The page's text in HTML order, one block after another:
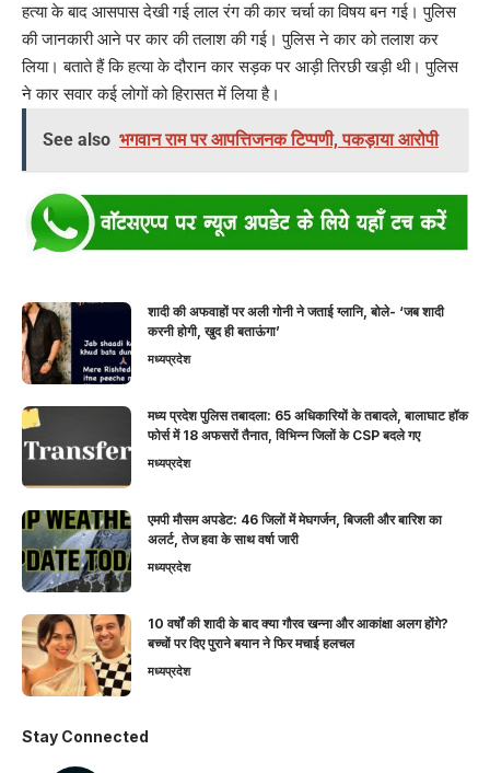
हत्या के बाद आसपास देखी गई लाल रंग की कार चर्चा का विषय बन गई। पुलिस
की जानकारी आने पर कार की तलाश की गई। पुलिस ने कार को तलाश कर
लिया। बताते हैं कि हत्या के दौरान कार सड़क पर आड़ी तिरछी खड़ी थी। पुलिस
ने कार सवार कई लोगों को हिरासत में लिया है।
See also भगवान राम पर आपत्तिजनक टिप्पणी, पकड़ाया आरोपी
शादी की अफवाहों पर अली गोनी ने जताई ग्लानि, बोले- ‘जब शादी
करनी होगी, खुद ही बताऊंगा’
मध्यप्रदेश
मध्य प्रदेश पुलिस तबादला: 65 अधिकारियों के तबादले, बालाघाट हॉक
फोर्स में 18 अफसरों तैनात, विभिन्न जिलों के CSP बदले गए
मध्यप्रदेश
एमपी मौसम अपडेट: 46 जिलों में मेघगर्जन, बिजली और बारिश का
अलर्ट, तेज हवा के साथ वर्षा जारी
मध्यप्रदेश
10 वर्षों की शादी के बाद क्या गौरव खन्ना और आकांक्षा अलग होंगे?
बच्चों पर दिए पुराने बयान ने फिर मचाई हलचल
मध्यप्रदेश
Stay Connected